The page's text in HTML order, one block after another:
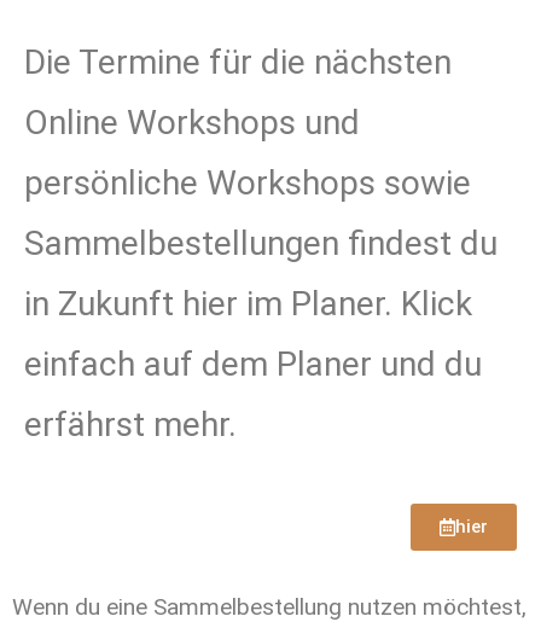
Die Termine für die nächsten
Online Workshops und
persönliche Workshops sowie
Sammelbestellungen findest du
in Zukunft hier im Planer. Klick
einfach auf dem Planer und du
erfährst mehr.
hier
Wenn du eine Sammelbestellung nutzen möchtest,